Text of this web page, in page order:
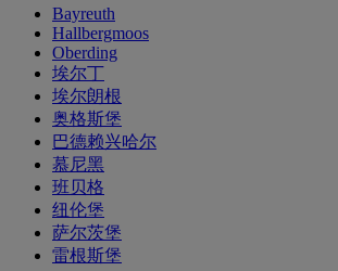
Bayreuth
Hallbergmoos
Oberding
埃尔丁
埃尔朗根
奥格斯堡
巴德赖兴哈尔
慕尼黑
班贝格
纽伦堡
萨尔茨堡
雷根斯堡